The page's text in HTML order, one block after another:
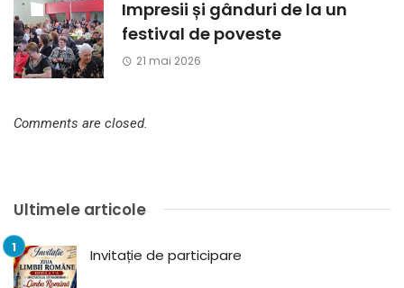
Impresii și gânduri de la un
festival de poveste
21 mai 2026
Comments are closed.
Ultimele articole
Invitație de participare